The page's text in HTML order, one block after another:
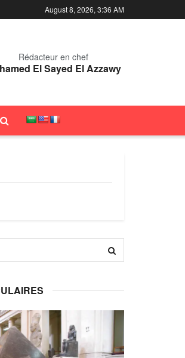
August 8, 2026, 3:36 AM
Rédacteur en chef
El Sayed El Azzawy